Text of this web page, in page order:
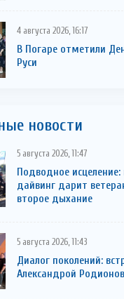
4 августа 2026, 16:17
В Погаре отметили
Руси
новости
5 августа 2026, 11:47
Подводное исцеление:
дайвинг дарит
второе дыхание
5 августа 2026, 11:43
Диалог поколений:
Александрой